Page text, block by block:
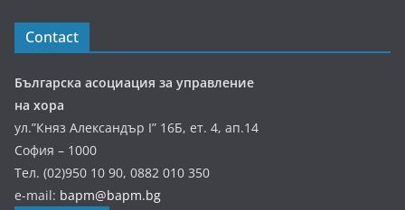
Contact
Българска асоциация за управление
на хора
ул.”Княз Александър І” 16Б, ет. 4, ап.14
София – 1000
Тел. (02)950 10 90, 0882 010 350
e-mail: bapm@bapm.bg